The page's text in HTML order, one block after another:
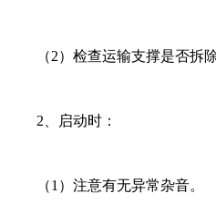
（2）检查运输支撑是否拆除
2、启动时：
（1）注意有无异常杂音。